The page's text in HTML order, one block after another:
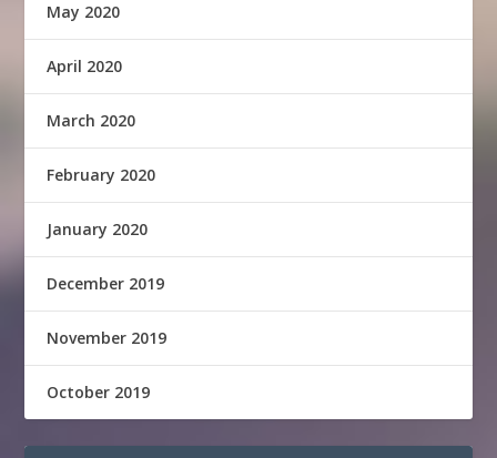
May 2020
April 2020
March 2020
February 2020
January 2020
December 2019
November 2019
October 2019